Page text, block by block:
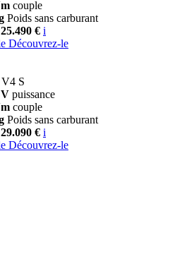
couple
Poids sans carburant
€ i
Découvrez-le
V4 S
puissance
couple
Poids sans carburant
€ i
Découvrez-le